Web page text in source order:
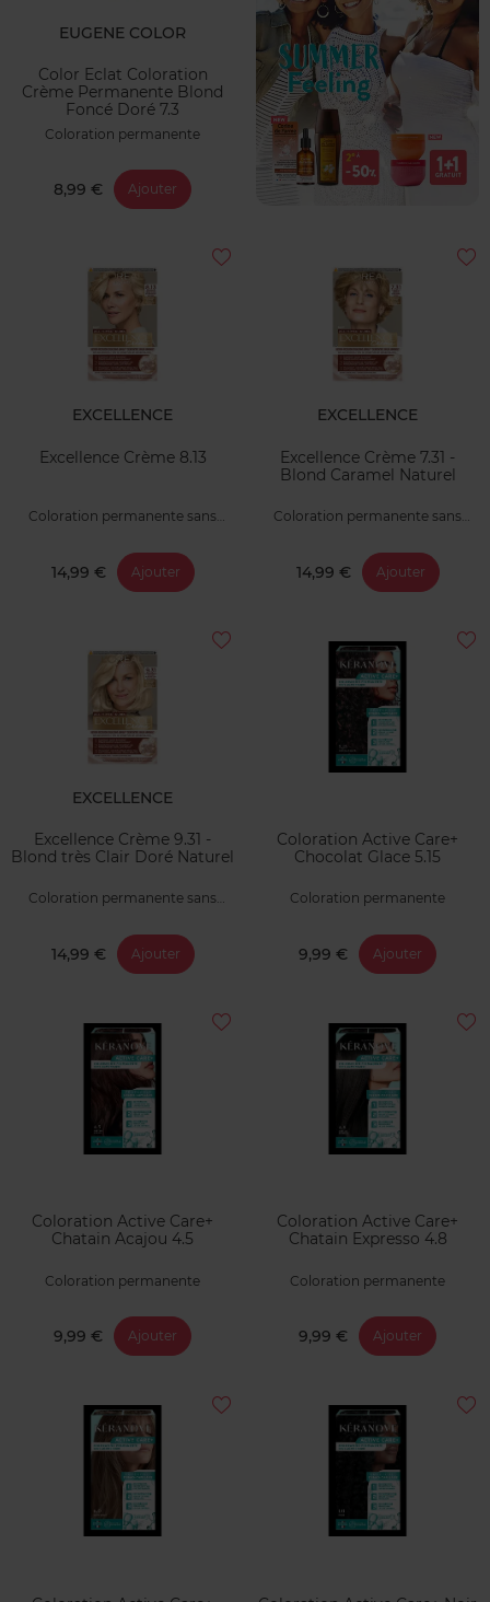
EUGENE COLOR
Color Eclat Coloration
Crème Permanente Blond
Foncé Doré 7.3
Coloration permanente
8,99 € Ajouter
EXCELLENCE
Excellence Crème 8.13
Coloration permanente sans
14,99 € Ajouter
EXCELLENCE
Excellence Crème 7.31 -
Blond Caramel Naturel
Coloration permanente sans
14,99 € Ajouter
EXCELLENCE
Excellence Crème 9.31 -
Blond très Clair Doré Naturel
Coloration permanente sans
14,99 € Ajouter
Coloration Active Care+
Chocolat Glace 5.15
Coloration permanente
9,99 € Ajouter
Coloration Active Care+
Chatain Acajou 4.5
Coloration permanente
9,99 € Ajouter
Coloration Active Care+
Chatain Expresso 4.8
Coloration permanente
9,99 € Ajouter